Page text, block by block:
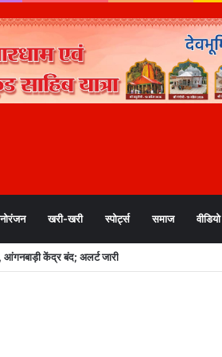
खरी-खरी स्पोर्ट्स समाज वीडियो
भवन और व्यावसायिक परियोजनाओं पर हुए अहम फैसले